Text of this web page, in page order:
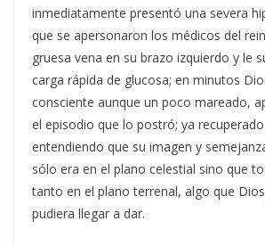
inmediatamente presentó una severa
que se apersonaron los médicos del
gruesa vena en su brazo izquierdo y le
carga rápida de glucosa; en minutos
consciente aunque un poco mareado,
el episodio que lo postró; ya
entendiendo que su imagen y
sólo era en el plano celestial sino que
tanto en el plano terrenal, algo que
pudiera llegar a dar.